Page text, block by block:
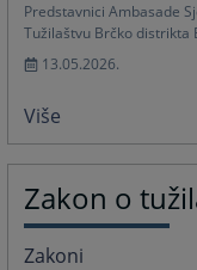
Predstavnici Ambasade
Tužilaštvu Brčko distrikta
13.05.2026.
Više
Zakon o
Zakoni